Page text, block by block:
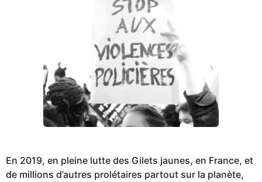
En 2019, en pleine lutte des Gilets jaunes, en France, et
de millions d’autres prolétaires partout sur la planète,